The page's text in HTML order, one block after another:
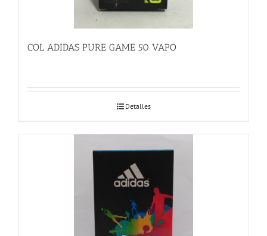
COL ADIDAS PURE GAME 50 VAPO
Detalles